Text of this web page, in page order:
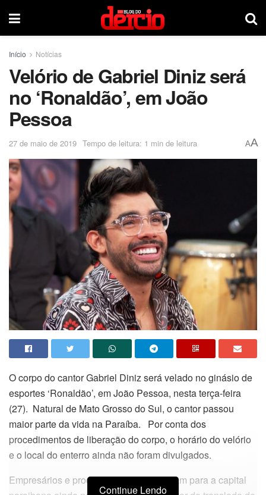
Início Notícias
Velório de Gabriel Diniz será
no ‘Ronaldão’, em João
Pessoa
27 de maio de 2019 Tempo de leitura: 1 min de leitura AA
O corpo do cantor Gabriel Diniz será velado no ginásio de
esportes ‘Ronaldão’, em João Pessoa, nesta terça-feira
(27). Natural de Mato Grosso do Sul, o cantor passou
maior parte da vida na Paraíba. Por conta dos
procedimentos de liberação do corpo, o horário do velório
e o local do enterro ainda não foram divulgados.
Empresários e produtores se encaminham para a capital
Continue Lendo